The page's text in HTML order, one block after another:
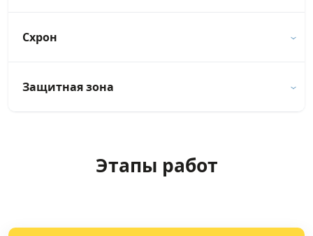
Схрон
Защитная зона
Этапы работ